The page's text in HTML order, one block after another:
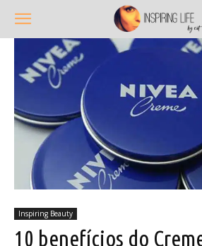
Inspiring Beauty
10 benefícios do